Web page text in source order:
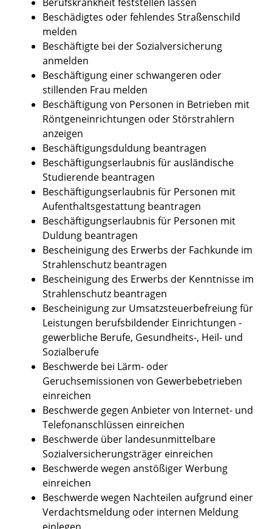
Beschädigtes oder fehlendes Straßenschild
melden
Beschäftigte bei der Sozialversicherung
anmelden
Beschäftigung einer schwangeren oder
stillenden Frau melden
Beschäftigung von Personen in Betrieben mit
Röntgeneinrichtungen oder Störstrahlern
anzeigen
Beschäftigungsduldung beantragen
Beschäftigungserlaubnis für ausländische
Studierende beantragen
Beschäftigungserlaubnis für Personen mit
Aufenthaltsgestattung beantragen
Beschäftigungserlaubnis für Personen mit
Duldung beantragen
Bescheinigung des Erwerbs der Fachkunde im
Strahlenschutz beantragen
Bescheinigung des Erwerbs der Kenntnisse im
Strahlenschutz beantragen
Bescheinigung zur Umsatzsteuerbefreiung für
Leistungen berufsbildender Einrichtungen -
gewerbliche Berufe, Gesundheits-, Heil- und
Sozialberufe
Beschwerde bei Lärm- oder
Geruchsemissionen von Gewerbebetrieben
einreichen
Beschwerde gegen Anbieter von Internet- und
Telefonanschlüssen einreichen
Beschwerde über landesunmittelbare
Sozialversicherungsträger einreichen
Beschwerde wegen anstößiger Werbung
einreichen
Beschwerde wegen Nachteilen aufgrund einer
Verdachtsmeldung oder internen Meldung